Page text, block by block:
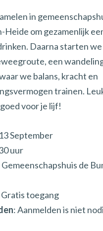
in
Heide om gezamenlijk
Daarna starten we
een
we balans, kracht en
trainen.
voor je lijf!
September
uur
Gemeenschapshuis de
Gratis toegang
: Aanmelden is niet